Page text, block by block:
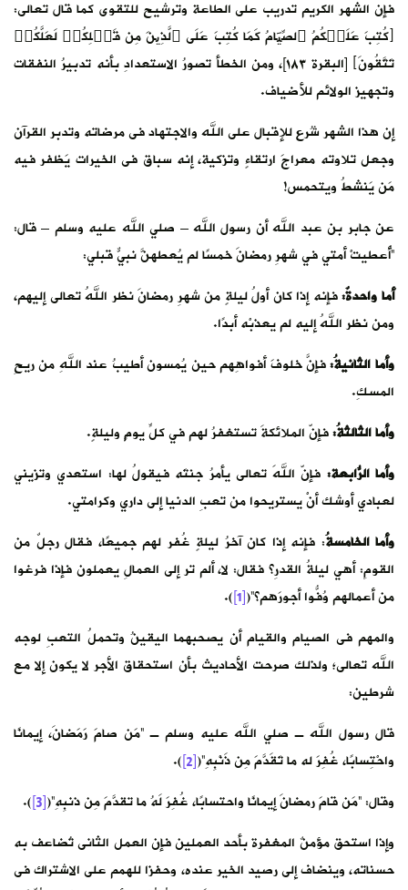
فإن الشهر الكريم تدريب على الطاعة وترشيح للتقوى كما قال تعالى:
﴿كُتِبَ عَلَیۡكُمُ ٱلصِّیَامُ كَمَا كُتِبَ عَلَى ٱلَّذِینَ مِن قَبۡلِكُمۡ لَعَلَّكُمۡ
تَتَّقُونَ﴾ [البقرة ١٨٣]، ومن الخطأ تصورُ الاستعدادِ بأنه تدبيرُ النفقات
وتجهيز الولائم للأضياف.
إن هذا الشهر شُرع للإقبال على الله والاجتهاد فى مرضاته وتدبر القرآن
وجعل تلاوته معراجَ ارتقاءٍ وتزكية، إنه سباق فى الخيرات يَظفر فيه
مَن يَنشطُ ويتحمس!
عن جابر بن عبد الله أن رسول الله – صلي الله عليه وسلم – قال:
“أُعطيتْ أمتي في شهرِ رمضانَ خمسًا لم يُعطهنَّ نبيٌّ قبلي:
أما واحدةٌ:فإنه إذا كان أولُ ليلةٍ من شهرِ رمضانَ نظر اللهُ تعالى إليهم،
ومن نظر اللهُ إليه لم يعذبْه أبدًا.
وأما الثانيةُ:فإنّ خَلوفَ أفواهِهم حين يُمسون أطيبُ عند اللهِ من ريحِ
المسكِ.
وأما الثالثةُ:فإنّ الملائكةَ تستغفرُ لهم في كلِّ يومٍ وليلةٍ.
وأما الرّابعةُ: فإنّ اللهَ تعالى يأمرُ جنتَه فيقولُ لها: استعدي وتزيني
لعبادي أوشك أنْ يستريحوا من تعبِ الدنيا إلى داري وكرامتي.
وأما الخامسةُ: فإنه إذا كان آخرُ ليلةٍ غُفر لهم جميعًا، فقال رجلٌ من
القومِ: أهي ليلةُ القدرِ؟ فقال: لا، ألم تر إلى العمالِ يعملون فإذا فرغوا
من أعمالهم وُفُّوا أجورَهم؟”([1]
).
والمهم فى الصيام والقيام أن يصحبهما اليقينُ وتحملُ التعبِ لوجه
الله تعالى؛ ولذلك صرحت الأحاديث بأن استحقاق الأجر لا يكون إلا مع
شرطين:
قال رسول الله ـ صلي الله عليه وسلم ـ “مَن صامَ رَمَضانَ، إيمانًا
واحْتِسابًا، غُفِرَ له ما تَقَدَّمَ مِن ذَنْبِهِ”([2]
).
وقال: “مَن قامَ رمضانَ إيمانًا واحتسابًا، غُفِرَ لَهُ ما تقدَّمَ مِن ذنبِهِ”([3]
).
وإذا استحق مؤمنٌ المغفرة بأحد العملين فإن العمل الثانى تُضاعف به
حسناته، وينضاف إلى رصيد الخير عنده، وحفزا للهمم على الاشتراك فى